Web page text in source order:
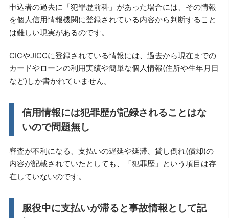
申込者の過去に「犯罪歴前科」があった場合には、その情報
を個人信用情報機関に登録されている内容から判断すること
は難しい現実があるのです。
CICやJICCに登録されている情報には、過去から現在までの
カードやローンの利用実績や簡単な個人情報(住所や生年月日
など)しか書かれていません。
信用情報には犯罪歴が記録されることはな
いので問題無し
審査が不利になる、支払いの遅延や延滞、貸し倒れ(償却)の
内容が記載されていたとしても、「犯罪歴」という項目は存
在していないのです。
服役中に支払いが滞ると事故情報として記